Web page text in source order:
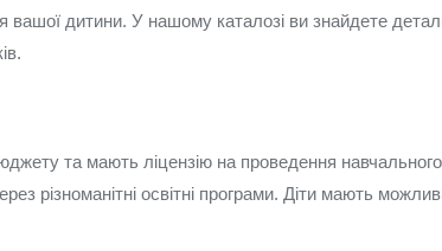
вашої дитини. У нашому каталозі ви знайдете
та мають ліцензію на проведення
різноманітні освітні програми. Діти мають